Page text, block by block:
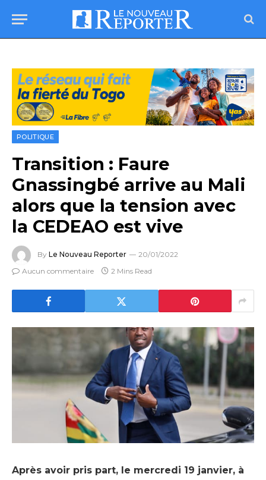
POLITIQUE
Transition : Faure
Gnassingbé arrive au Mali
alors que la tension avec
la CEDEAO est vive
By Le Nouveau Reporter
20/01/2022
Aucun commentaire
2 Mins Read
Après avoir pris part, le mercredi 19 janvier, à